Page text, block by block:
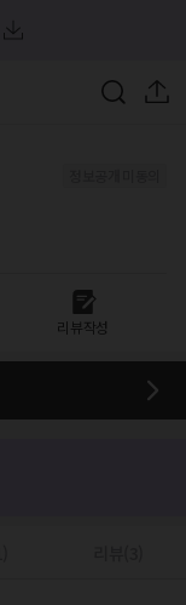
리뷰작성